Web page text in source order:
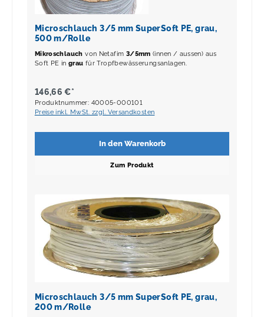
Microschlauch 3/5 mm SuperSoft PE, grau,
500 m/Rolle
Mikroschlauchvon Netafim 3/5mm(innen / aussen) aus
Soft PE ingrau für Tropfbewässerungsanlagen.
146,66 €*
Produktnummer: 40005-000101
Preise inkl. MwSt. zzgl. Versandkosten
In den Warenkorb
Zum Produkt
Microschlauch 3/5 mm SuperSoft PE, grau,
200 m/Rolle